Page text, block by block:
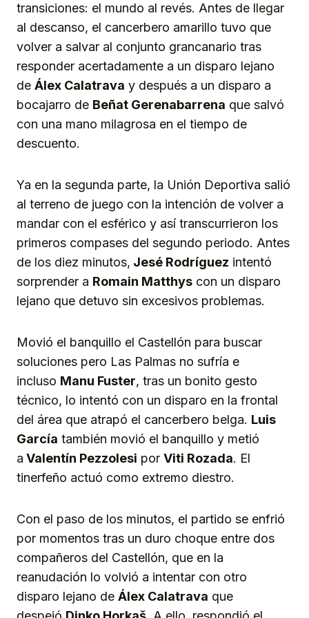
transiciones: el mundo al revés. Antes de llegar
al descanso, el cancerbero amarillo tuvo que
volver a salvar al conjunto grancanario tras
responder acertadamente a un disparo lejano
de Álex Calatrava y después a un disparo a
bocajarro de Beñat Gerenabarrena que salvó
con una mano milagrosa en el tiempo de
descuento.
Ya en la segunda parte, la Unión Deportiva salió
al terreno de juego con la intención de volver a
mandar con el esférico y así transcurrieron los
primeros compases del segundo periodo. Antes
de los diez minutos, Jesé Rodríguez intentó
sorprender a Romain Matthys con un disparo
lejano que detuvo sin excesivos problemas.
Movió el banquillo el Castellón para buscar
soluciones pero Las Palmas no sufría e
incluso Manu Fuster, tras un bonito gesto
técnico, lo intentó con un disparo en la frontal
del área que atrapó el cancerbero belga. Luis
García también movió el banquillo y metió
a Valentín Pezzolesi por Viti Rozada. El
tinerfeño actuó como extremo diestro.
Con el paso de los minutos, el partido se enfrió
por momentos tras un duro choque entre dos
compañeros del Castellón, que en la
reanudación lo volvió a intentar con otro
disparo lejano de Álex Calatrava que